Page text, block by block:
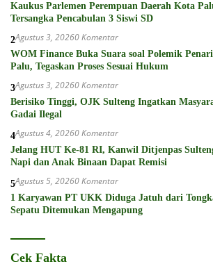
Kaukus Parlemen Perempuan Daerah Kota
Tersangka Pencabulan 3 Siswi SD
2Agustus 3, 20260 Komentar
WOM Finance Buka Suara soal Polemik
Palu, Tegaskan Proses Sesuai Hukum
3Agustus 3, 20260 Komentar
Berisiko Tinggi, OJK Sulteng Ingatkan
Gadai Ilegal
4Agustus 4, 20260 Komentar
Jelang HUT Ke-81 RI, Kanwil Ditjenpas
Napi dan Anak Binaan Dapat Remisi
5Agustus 5, 20260 Komentar
1 Karyawan PT UKK Diduga Jatuh dari
Sepatu Ditemukan Mengapung
Cek Fakta